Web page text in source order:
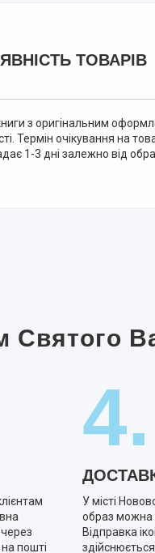
ТОВАРІВ
з оригінальним
Термін очікування на
1-3 дні залежно від
Святого
пошті
4.
У місті
образ можна
Відправка